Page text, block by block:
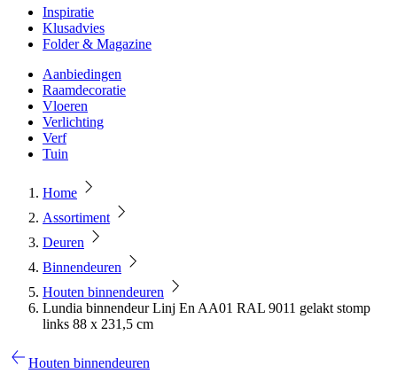
Inspiratie
Klusadvies
Folder & Magazine
Aanbiedingen
Raamdecoratie
Vloeren
Verlichting
Verf
Tuin
Home
Assortiment
Deuren
Binnendeuren
Houten binnendeuren
Lundia binnendeur Linj En AA01 RAL 9011 gelakt stomp
links 88 x 231,5 cm
Houten binnendeuren